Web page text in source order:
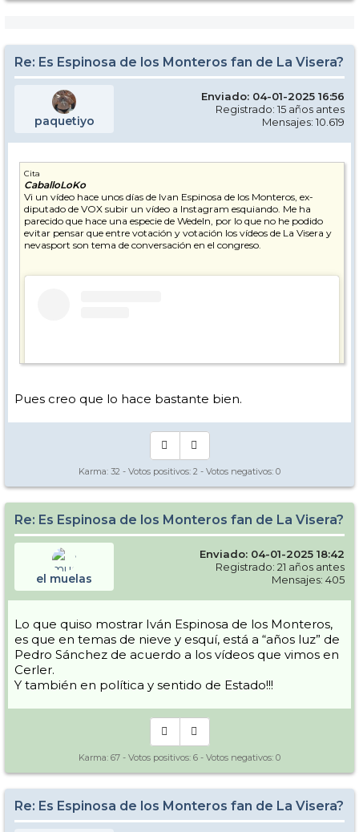
Re: Es Espinosa de los Monteros fan de La Visera?
paquetiyo
Enviado: 04-01-2025 16:56
Registrado: 15 años antes
Mensajes: 10.619
Cita
CaballoLoKo
Vi un vídeo hace unos días de Ivan Espinosa de los Monteros, ex-
diputado de VOX subir un vídeo a Instagram esquiando. Me ha
parecido que hace una especie de Wedeln, por lo que no he podido
evitar pensar que entre votación y votación los vídeos de La Visera y
nevasport son tema de conversación en el congreso.
View this post on Instagram
Pues creo que lo hace bastante bien.
Karma: 32 - Votos positivos: 2 - Votos negativos: 0
Re: Es Espinosa de los Monteros fan de La Visera?
el muelas
Enviado: 04-01-2025 18:42
Registrado: 21 años antes
Mensajes: 405
Lo que quiso mostrar Iván Espinosa de los Monteros,
es que en temas de nieve y esquí, está a “años luz” de
Pedro Sánchez de acuerdo a los vídeos que vimos en
Cerler.
Y también en política y sentido de Estado!!!
Karma: 67 - Votos positivos: 6 - Votos negativos: 0
Re: Es Espinosa de los Monteros fan de La Visera?